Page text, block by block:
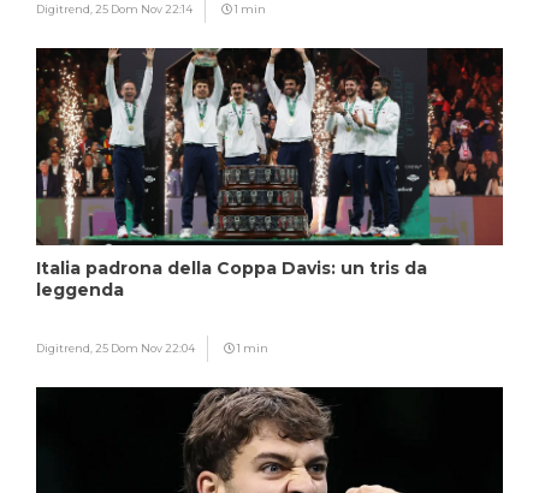
Digitrend, 25 Dom Nov 22:14 1 min
Italia padrona della Coppa Davis: un tris da
leggenda
Digitrend, 25 Dom Nov 22:04 1 min